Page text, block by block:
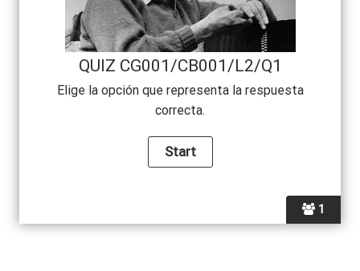
1
QUIZ CG001/CB001/L2/Q1
Elige la opción que representa la respuesta
correcta.